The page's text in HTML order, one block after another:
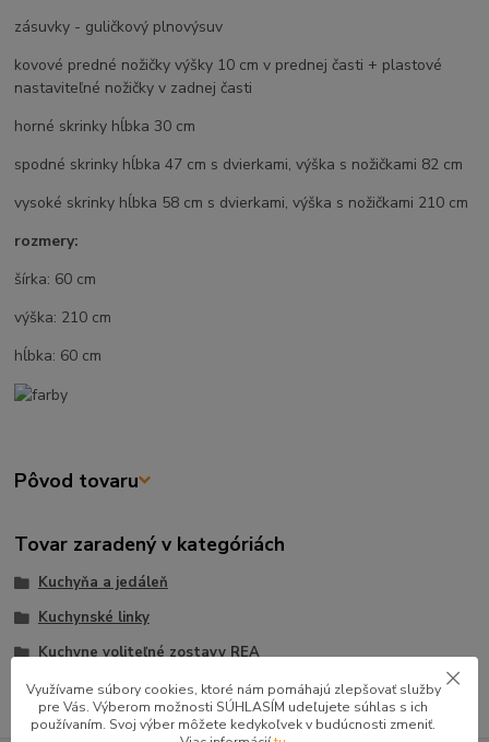
zásuvky - guličkový plnovýsuv
kovové predné nožičky výšky 10 cm v prednej časti + plastové
nastaviteľné nožičky v zadnej časti
horné skrinky hĺbka 30 cm
spodné skrinky hĺbka 47 cm s dvierkami, výška s nožičkami 82 cm
vysoké skrinky hĺbka 58 cm s dvierkami, výška s nožičkami 210 cm
rozmery:
šírka: 60 cm
výška: 210 cm
hĺbka: 60 cm
Pôvod tovaru
Tovar zaradený v kategóriách
Kuchyňa a jedáleň
Kuchynské linky
Kuchyne voliteľné zostavy REA
Využívame súbory cookies, ktoré nám pomáhajú zlepšovať služby
pre Vás. Výberom možnosti SÚHLASÍM udeľujete súhlas s ich
používaním. Svoj výber môžete kedykoľvek v budúcnosti zmeniť.